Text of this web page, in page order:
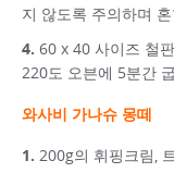
지 않도록 주의하며 혼
60 x 40 사이즈 철
220도 오븐에 5분간
와사비 가나슈 몽떼
200g의 휘핑크림,